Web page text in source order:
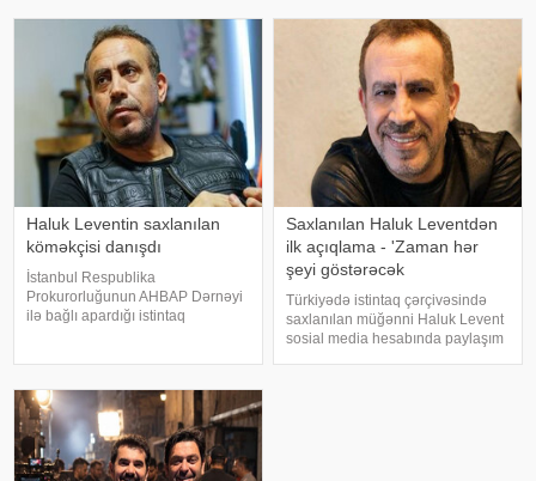
Zakir Ağayev xanənd
diaqnoz qoyula bilmədiyini
bildirib. "Bu əməliyyat
Azərbaycand
Haluk Leventin saxlanılan
köməkçisi danışdı
İstanbul Respublika
Prokurorluğunun AHBAP Dərnəyi
ilə bağlı apardığı istintaq
yerli KİV-in məlumatına görə,
Haluk Leventin köməkçis
Saxlanılan Haluk Leventdən
ilk açıqlama - 'Zaman hər
şeyi göstərəcək
Türkiyədə istintaq çərçivəsində
saxlanılan müğənni Haluk Levent
sosial media hesabında paylaşım